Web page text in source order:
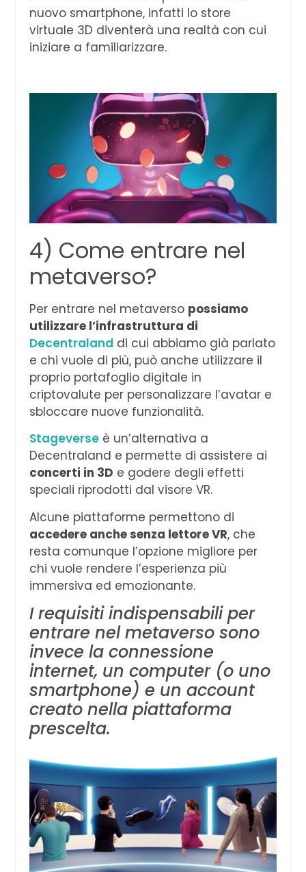
nuovo smartphone, infatti lo store
virtuale 3D diventerà una realtà con cui
iniziare a familiarizzare.
4) Come entrare nel
metaverso?
Per entrare nel metaverso possiamo
utilizzare l’infrastruttura di
Decentraland di cui abbiamo già parlato
e chi vuole di più, può anche utilizzare il
proprio portafoglio digitale in
criptovalute per personalizzare l’avatar e
sbloccare nuove funzionalità.
Stageverse è un’alternativa a
Decentraland e permette di assistere ai
concerti in 3D e godere degli effetti
speciali riprodotti dal visore VR.
Alcune piattaforme permettono di
accedere anche senza lettore VR, che
resta comunque l’opzione migliore per
chi vuole rendere l’esperienza più
immersiva ed emozionante.
I requisiti indispensabili per
entrare nel metaverso sono
invece la connessione
internet, un computer (o uno
smartphone) e un account
creato nella piattaforma
prescelta.